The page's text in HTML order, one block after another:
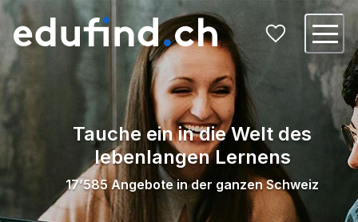
Tauche ein in die Welt des
lebenlangen Lernens
17’585 Angebote in der ganzen Schweiz